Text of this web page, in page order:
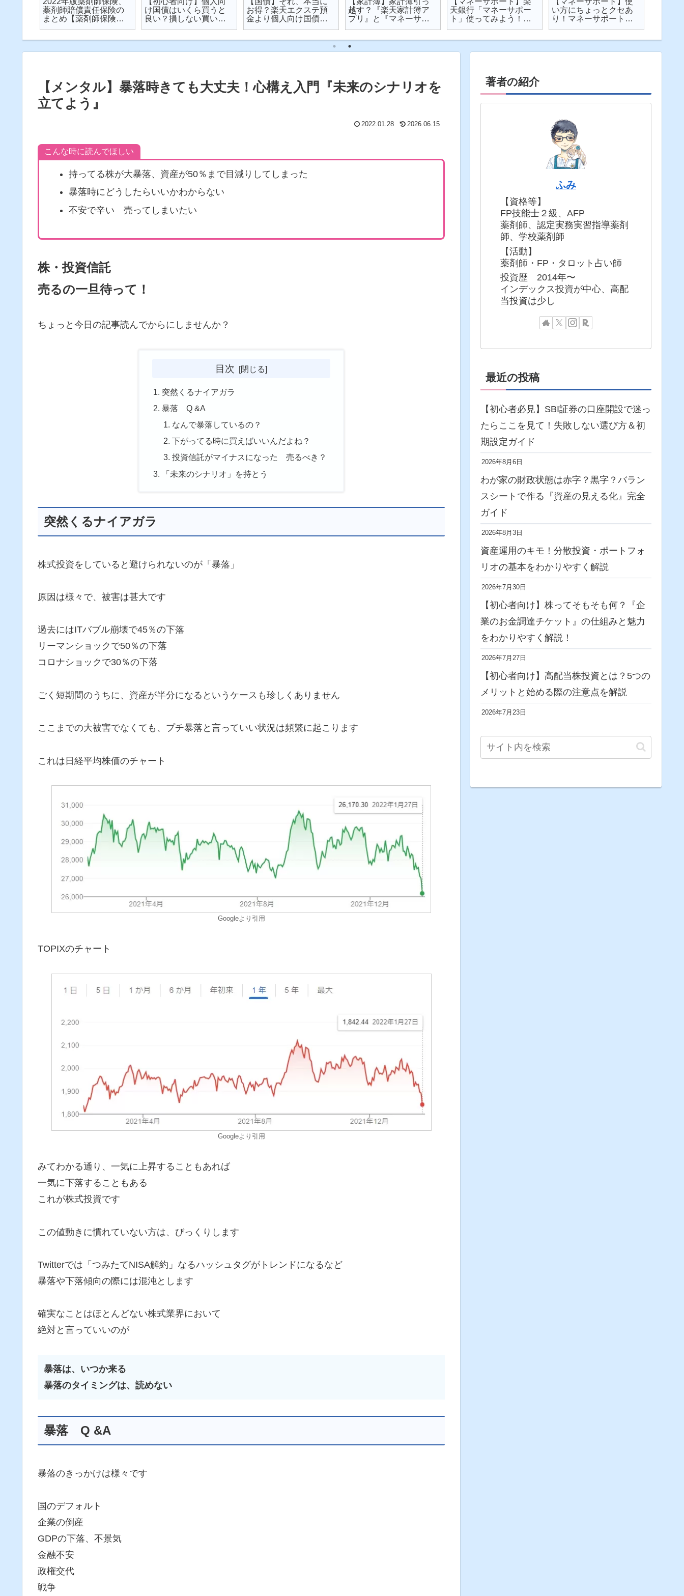
薬剤師賠償責任保険の
まとめ【薬剤師保険】
け国債はいくら買うと
良い？損しない買い方
お得？楽天エクステ預
金より個人向け国債を
越す？『楽天家計簿ア
プリ』と『マネーサポ
天銀行「マネーサポー
ト」使ってみよう！
い方にちょっとクセあ
り！マネーサポートの
【メンタル】暴落時きても大丈夫！心構え入門『未来のシナリオを
立てよう』
2022.01.28 2026.06.15
こんな時に読んでほしい
持ってる株が大暴落、資産が50％まで目減りしてしまった
暴落時にどうしたらいいかわからない
不安で辛い 売ってしまいたい
株・投資信託
売るの一旦待って！
ちょっと今日の記事読んでからにしませんか？
目次
突然くるナイアガラ
暴落 Q &A
なんで暴落しているの？
下がってる時に買えばいいんだよね？
投資信託がマイナスになった 売るべき？
「未来のシナリオ」を持とう
突然くるナイアガラ
株式投資をしていると避けられないのが「暴落」
原因は様々で、被害は甚大です
過去にはITバブル崩壊で45％の下落
リーマンショックで50％の下落
コロナショックで30％の下落
ごく短期間のうちに、資産が半分になるというケースも珍しくありません
ここまでの大被害でなくても、プチ暴落と言っていい状況は頻繁に起こります
これは日経平均株価のチャート
Googleより引用
TOPIXのチャート
Googleより引用
みてわかる通り、一気に上昇することもあれば
一気に下落することもある
これが株式投資です
この値動きに慣れていない方は、びっくりします
Twitterでは「つみたてNISA解約」なるハッシュタグがトレンドになるなど
暴落や下落傾向の際には混沌とします
確実なことはほとんどない株式業界において
絶対と言っていいのが
暴落は、いつか来る
暴落のタイミングは、読めない
暴落 Q &A
暴落のきっかけは様々です
国のデフォルト
企業の倒産
GDPの下落、不景気
金融不安
政権交代
戦争
著者の紹介
ふみ
【資格等】
FP技能士２級、AFP
薬剤師、認定実務実習指導薬剤
師、学校薬剤師
【活動】
薬剤師・FP・タロット占い師
投資歴 2014年〜
インデックス投資が中心、高配
当投資は少し
最近の投稿
【初心者必見】SBI証券の口座開設で迷っ
たらここを見て！失敗しない選び方＆初
期設定ガイド
2026年8月6日
わが家の財政状態は赤字？黒字？バラン
スシートで作る『資産の見える化』完全
ガイド
2026年8月3日
資産運用のキモ！分散投資・ポートフォ
リオの基本をわかりやすく解説
2026年7月30日
【初心者向け】株ってそもそも何？『企
業のお金調達チケット』の仕組みと魅力
をわかりやすく解説！
2026年7月27日
【初心者向け】高配当株投資とは？5つの
メリットと始める際の注意点を解説
2026年7月23日